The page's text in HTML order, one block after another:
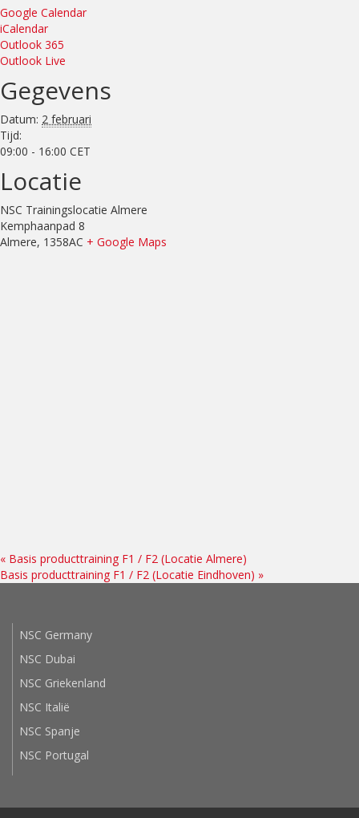
Google Calendar
iCalendar
Outlook 365
Outlook Live
Gegevens
Datum: 2 februari
Tijd:
09:00 - 16:00 CET
Locatie
NSC Trainingslocatie Almere
Kemphaanpad 8
Almere, 1358AC + Google Maps
« Basis producttraining F1 / F2 (Locatie Almere)
Basis producttraining F1 / F2 (Locatie Eindhoven) »
NSC Germany
NSC Dubai
NSC Griekenland
NSC Italië
NSC Spanje
NSC Portugal